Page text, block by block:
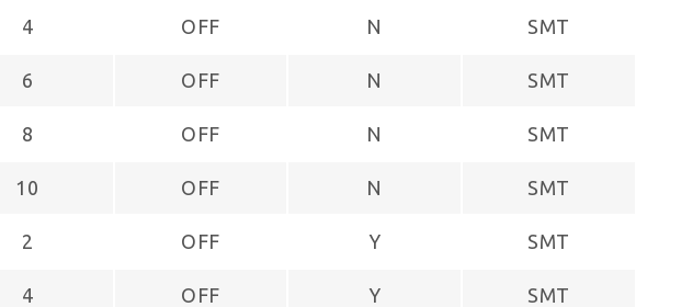
4 OFF N SMT
6 OFF N SMT
8 OFF N SMT
10 OFF N SMT
2 OFF Y SMT
4 OFF Y SMT